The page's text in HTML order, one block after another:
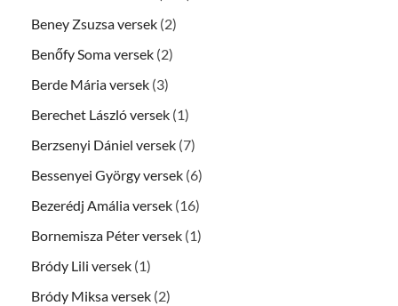
Beney Zsuzsa versek (2)
Benőfy Soma versek (2)
Berde Mária versek (3)
Berechet László versek (1)
Berzsenyi Dániel versek (7)
Bessenyei György versek (6)
Bezerédj Amália versek (16)
Bornemisza Péter versek (1)
Bródy Lili versek (1)
Bródy Miksa versek (2)